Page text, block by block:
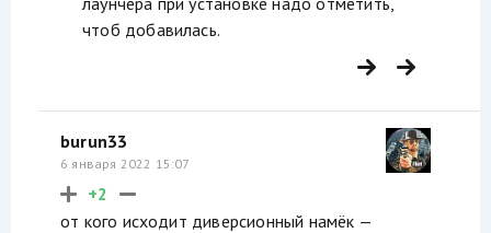
чтоб добавилась.
burun33
6 января 2022 15:07
+2
от кого исходит диверсионный намёк —